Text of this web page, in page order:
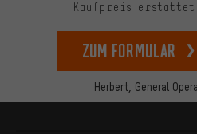
Herbert, General
Kaufpreis erstattet.
zum Formular